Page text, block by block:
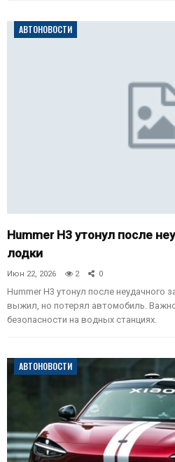
АВТОНОВОСТИ
Hummer H3 утонул после
лодки
Июн 22, 2026 2 0
Hummer H3 утонул после неудачного
выжил, но потерял автомобиль.
безопасности на водных станциях.
АВТОНОВОСТИ